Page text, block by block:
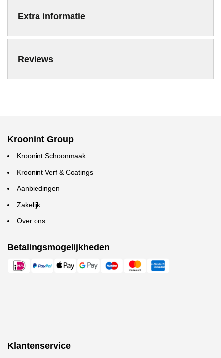
Extra informatie
Reviews
Kroonint Group
Kroonint Schoonmaak
Kroonint Verf & Coatings
Aanbiedingen
Zakelijk
Over ons
Betalingsmogelijkheden
Klantenservice